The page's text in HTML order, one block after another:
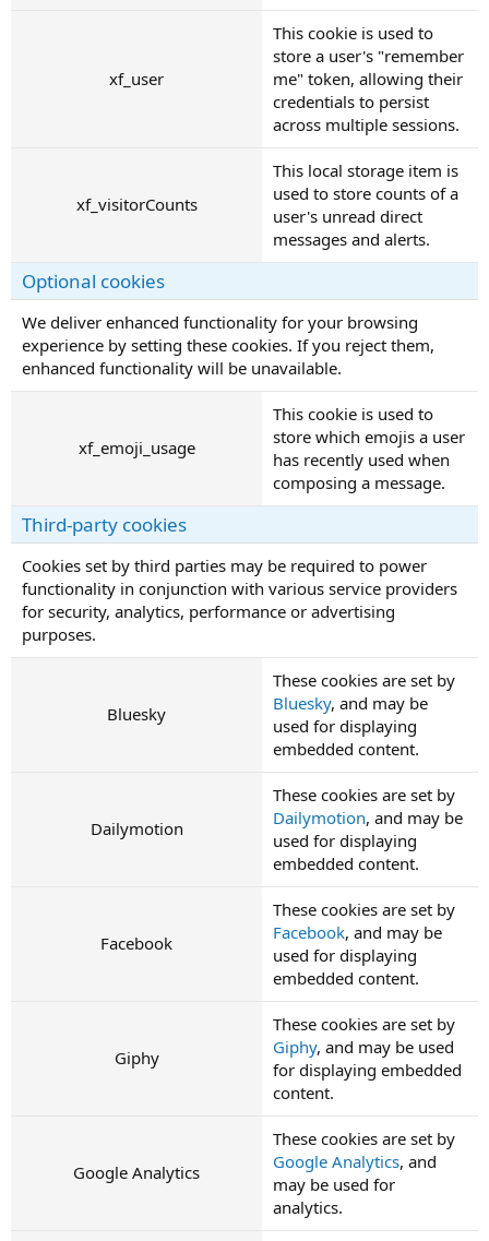
xf_user
This cookie is used to
store a user's "remember
me" token, allowing their
credentials to persist
across multiple sessions.
xf_visitorCounts
This local storage item is
used to store counts of a
user's unread direct
messages and alerts.
Optional cookies
We deliver enhanced functionality for your browsing
experience by setting these cookies. If you reject them,
enhanced functionality will be unavailable.
xf_emoji_usage
This cookie is used to
store which emojis a user
has recently used when
composing a message.
Third-party cookies
Cookies set by third parties may be required to power
functionality in conjunction with various service providers
for security, analytics, performance or advertising
purposes.
Bluesky
These cookies are set by
Bluesky, and may be
used for displaying
embedded content.
Dailymotion
These cookies are set by
Dailymotion, and may be
used for displaying
embedded content.
Facebook
These cookies are set by
Facebook, and may be
used for displaying
embedded content.
Giphy
These cookies are set by
Giphy, and may be used
for displaying embedded
content.
Google Analytics
These cookies are set by
Google Analytics, and
may be used for
analytics.